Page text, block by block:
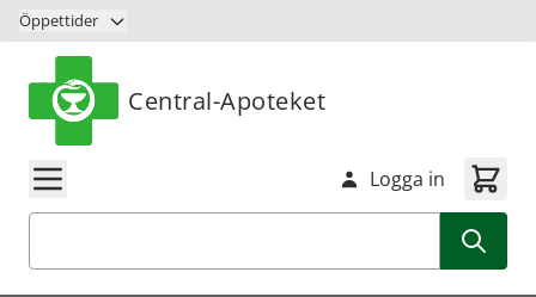
Hoppa till innehåll
Öppettider
Central-Apoteket
Logga in